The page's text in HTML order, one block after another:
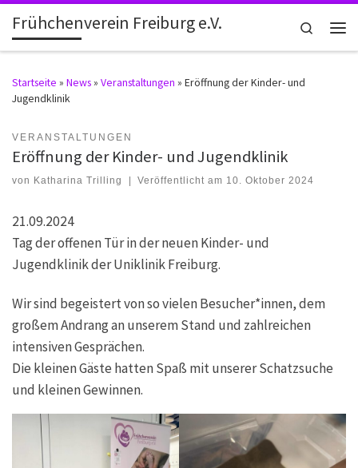
Zum Inhalt springen
Frühchenverein Freiburg e.V.
Search
Startseite » News» Veranstaltungen » Eröffnung der Kinder- und
Jugendklinik
VERANSTALTUNGEN
Eröffnung der Kinder- und Jugendklinik
von Katharina Trilling Veröffentlicht am 10. Oktober 2024
21.09.2024
Tag der offenen Tür in der neuen Kinder- und
Jugendklinik der Uniklinik Freiburg.
Wir sind begeistert von so vielen Besucher*innen, dem
großem Andrang an unserem Stand und zahlreichen
intensiven Gesprächen.
Die kleinen Gäste hatten Spaß mit unserer Schatzsuche
und kleinen Gewinnen.